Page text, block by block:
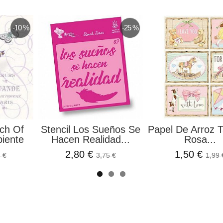
-15 %
3,99 €
Molde Silicona Luna
Nubes Y Estrellas
3,99 €
Hoja Para
Waiting
0,45 €